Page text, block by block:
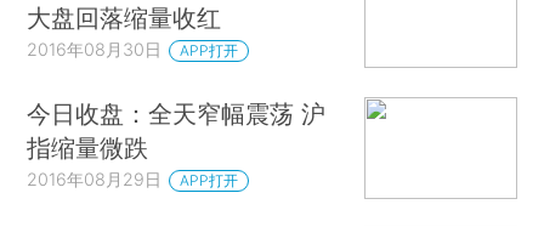
大盘回落缩量收红
2016年08月30日 APP打开
今日收盘：全天窄幅震荡 沪
指缩量微跌
2016年08月29日 APP打开